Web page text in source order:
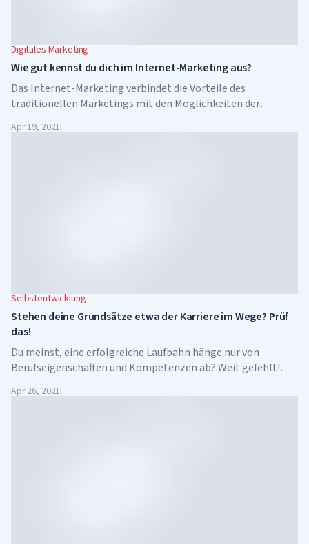
Digitales Marketing
Wie gut kennst du dich im Internet-Marketing aus?
Das Internet-Marketing verbindet die Vorteile des
traditionellen Marketings mit den Möglichkeiten der
Business auch ohne Einsatz von Offline-Methoden bis zu 90
Apr 19, 2021|
Selbstentwicklung
Stehen deine Grundsätze etwa der Karriere im Wege? Prüf
das!
Du meinst, eine erfolgreiche Laufbahn hänge nur von
Berufseigenschaften und Kompetenzen ab? Weit gefehlt!
Menschen begegnet, die es trotz ihrer Ambitionen und
Apr 26, 2021|